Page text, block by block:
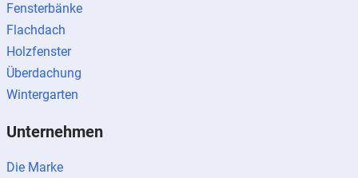
Fensterbänke
Flachdach
Holzfenster
Überdachung
Wintergarten
Unternehmen
Die Marke